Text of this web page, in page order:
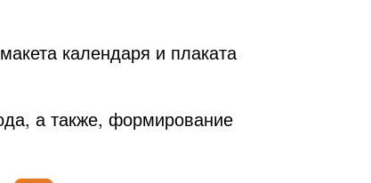
календаря и плаката
а также, формирование